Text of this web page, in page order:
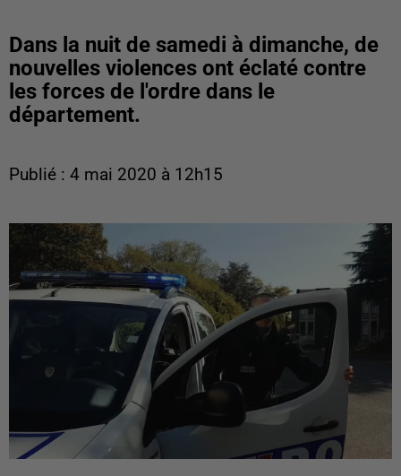
Dans la nuit de samedi à dimanche, de
nouvelles violences ont éclaté contre
les forces de l'ordre dans le
département.
Publié : 4 mai 2020 à 12h15